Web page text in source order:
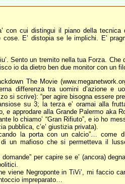
con cui distingui il piano della tecnica
E’ distopia se le implichi. E’
Sento un tremito nella tua Forza.
io da dietro ben due monitor con
The Movie
differenza tra uomini d’azione
si scrive): “per agire bisogna essere
su 3; la terza e’ oramai alla
e approdare alla Grande Palermo aka
lo chiamo’ “Gran Rifiuto”, e io ho
pubblica, c’e’ giustizia privata).
la porta con un calcio”…
un mafioso che si permetteva il
per capire se e’ (ancora)
viene Negroponte in TiVi’, mi faccio
impreparato…